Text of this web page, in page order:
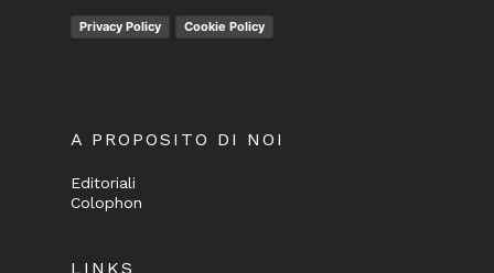
Privacy Policy Cookie Policy
A PROPOSITO DI NOI
Editoriali
Colophon
LINKS